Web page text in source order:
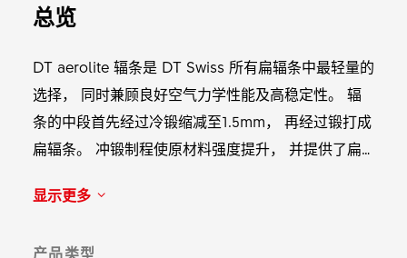
总览
DT aerolite 辐条是 DT Swiss 所有扁辐条中最轻量的
选择， 同时兼顾良好空气力学性能及高稳定性。 辐
条的中段首先经过冷锻缩减至1.5mm， 再经过锻打成
扁辐条。 冲锻制程使原材料强度提升， 并提供了扁
264 mm 长度下，64 根辐条的重量为 278 克。
显示更多
产品类型